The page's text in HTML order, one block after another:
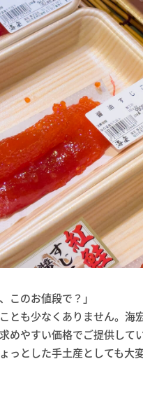
このお値段で？」
とも少なくありません。海
めやすい価格でご提供してい
っとした手土産としても大